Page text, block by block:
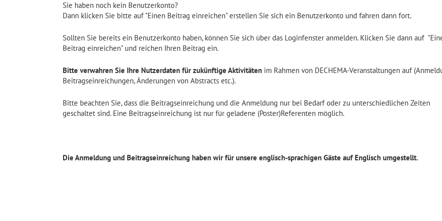
Sie haben noch kein Benutzerkonto?
Dann klicken Sie bitte auf "Einen Beitrag einreichen" erstellen Sie sich ein Benutzerkonto und fahren dann fort.
Sollten Sie bereits ein Benutzerkonto haben, können Sie sich über das Loginfenster anmelden. Klicken Sie dann auf
Beitrag einreichen" und reichen Ihren Beitrag ein.
Bitte verwahren Sie Ihre Nutzerdaten für zukünftige Aktivitäten im Rahmen von DECHEMA-Veranstaltungen auf
Beitragseinreichungen, Änderungen von Abstracts etc.).
Bitte beachten Sie, dass die Beitragseinreichung und die Anmeldung nur bei Bedarf oder zu unterschiedlichen Zeiten
geschaltet sind. Eine Beitragseinreichung ist nur für geladene (Poster)Referenten möglich.
Die Anmeldung und Beitragseinreichung haben wir für unsere englisch-sprachigen Gäste auf Englisch umgestellt.